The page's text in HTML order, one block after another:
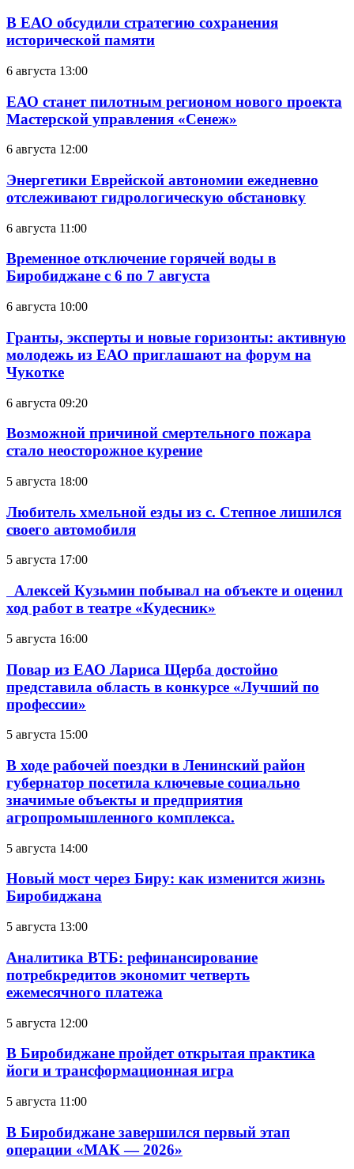
В ЕАО обсудили стратегию сохранения
исторической памяти
6 августа 13:00
ЕАО станет пилотным регионом нового проекта
Мастерской управления «Сенеж»
6 августа 12:00
Энергетики Еврейской автономии ежедневно
отслеживают гидрологическую обстановку
6 августа 11:00
Временное отключение горячей воды в
Биробиджане с 6 по 7 августа
6 августа 10:00
Гранты, эксперты и новые горизонты: активную
молодежь из ЕАО приглашают на форум на
Чукотке
6 августа 09:20
Возможной причиной смертельного пожара
стало неосторожное курение
5 августа 18:00
Любитель хмельной езды из с. Степное лишился
своего автомобиля
5 августа 17:00
Алексей Кузьмин побывал на объекте и оценил
ход работ в театре «Кудесник»
5 августа 16:00
Повар из ЕАО Лариса Щерба достойно
представила область в конкурсе «Лучший по
профессии»
5 августа 15:00
В ходе рабочей поездки в Ленинский район
губернатор посетила ключевые социально
значимые объекты и предприятия
агропромышленного комплекса.
5 августа 14:00
Новый мост через Биру: как изменится жизнь
Биробиджана
5 августа 13:00
Аналитика ВТБ: рефинансирование
потребкредитов экономит четверть
ежемесячного платежа
5 августа 12:00
В Биробиджане пройдет открытая практика
йоги и трансформационная игра
5 августа 11:00
В Биробиджане завершился первый этап
операции «МАК — 2026»